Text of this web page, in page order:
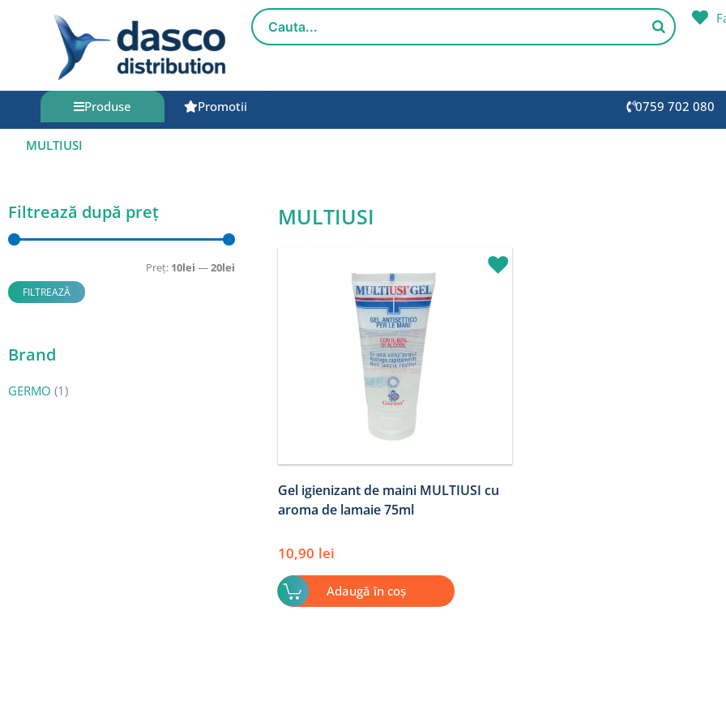
Produse Promotii 0759 702 080
MULTIUSI
Filtrează după preț
minim
maxim
FILTREAZĂ
Preț: 10lei —20lei
Brand
GERMO (1)
MULTIUSI
Gel igienizant de maini MULTIUSI cu
aroma de lamaie 75ml
10,90 lei
Adaugă în coș